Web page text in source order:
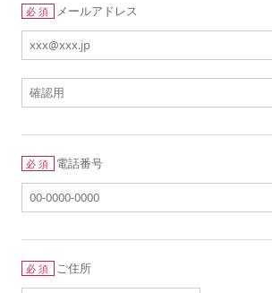
必須 メールアドレス
必須 電話番号
必須 ご住所